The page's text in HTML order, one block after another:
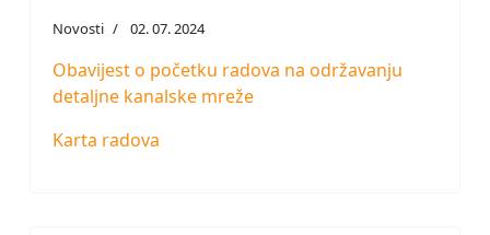
Novosti 02. 07. 2024
Obavijest o početku radova na održavanju
detaljne kanalske mreže
Karta radova